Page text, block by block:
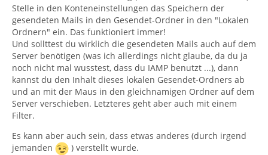
Stelle in den Konteneinstellungen das Speichern der
gesendeten Mails in den Gesendet-Ordner in den "Lokalen
Ordnern" ein. Das funktioniert immer!
Und sollttest du wirklich die gesendeten Mails auch auf dem
Server benötigen (was ich allerdings nicht glaube, da du ja
noch nicht mal wusstest, dass du IAMP benutzt ...), dann
kannst du den Inhalt dieses lokalen Gesendet-Ordners ab
und an mit der Maus in den gleichnamigen Ordner auf dem
Server verschieben. Letzteres geht aber auch mit einem
Filter.
Es kann aber auch sein, dass etwas anderes (durch irgend
jemanden
) verstellt wurde.